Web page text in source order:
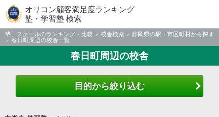
オリコン顧客満足度ランキング
塾・学習塾 検索
塾、スクールのランキング・比較 校舎検索
静岡県の駅・市区町村から探す
春日町周辺の校舎一覧
春日町周辺の校舎
目的から絞り込む